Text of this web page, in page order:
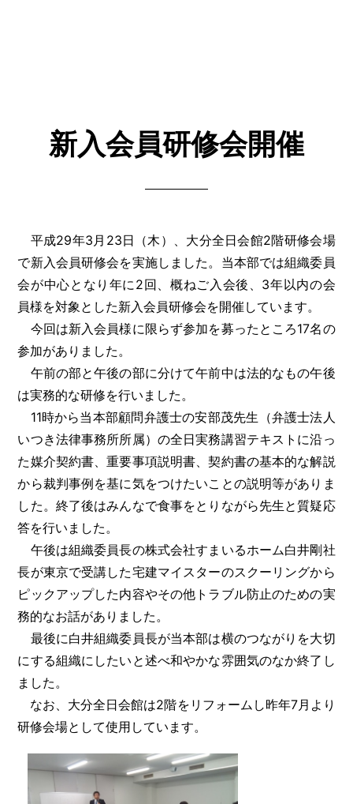
新入会員研修会開催
平成29年3月23日（木）、大分全日会館2階研修会場
で新入会員研修会を実施しました。当本部では組織委員
会が中心となり年に2回、概ねご入会後、3年以内の会
員様を対象とした新入会員研修会を開催しています。
今回は新入会員様に限らず参加を募ったところ17名の
参加がありました。
午前の部と午後の部に分けて午前中は法的なもの午後
は実務的な研修を行いました。
11時から当本部顧問弁護士の安部茂先生（弁護士法人
いつき法律事務所所属）の全日実務講習テキストに沿っ
た媒介契約書、重要事項説明書、契約書の基本的な解説
から裁判事例を基に気をつけたいことの説明等がありま
した。終了後はみんなで食事をとりながら先生と質疑応
答を行いました。
午後は組織委員長の株式会社すまいるホーム白井剛社
長が東京で受講した宅建マイスターのスクーリングから
ピックアップした内容やその他トラブル防止のための実
務的なお話がありました。
最後に白井組織委員長が当本部は横のつながりを大切
にする組織にしたいと述べ和やかな雰囲気のなか終了し
ました。
なお、大分全日会館は2階をリフォームし昨年7月より
研修会場として使用しています。